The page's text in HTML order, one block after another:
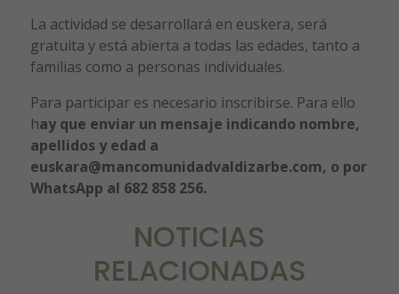
La actividad se desarrollará en euskera, será
gratuita y está abierta a todas las edades, tanto a
familias como a personas individuales.
Para participar es necesario inscribirse. Para ello
hay que enviar un mensaje indicando nombre,
apellidos y edad a
euskara@mancomunidadvaldizarbe.com, o por
WhatsApp al 682 858 256.
NOTICIAS
RELACIONADAS